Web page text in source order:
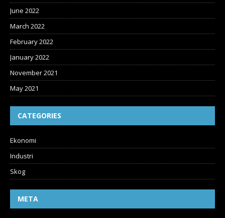
June 2022
March 2022
February 2022
January 2022
November 2021
May 2021
CATEGORIES
Ekonomi
Industri
Skog
META